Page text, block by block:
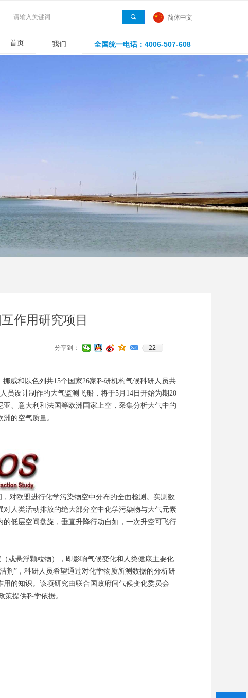
끠
全国统一电话：4006-507-608
首页 我们
简体中文
作用研究项目
威和以色列共15个国家26家科研机构气候科研人员共
员设计制作的大气监测飞船，将于5月14日开始为期20
、意大利和法国等欧洲国家上空，采集分析大气中的
的空气质量。
对欧盟进行化学污染物空中分布的全面检测。实测数
人类活动排放的绝大部分空中化学污染物与大气元素
低层空间盘旋，垂直升降行动自如，一次升空可飞行
或悬浮颗粒物），即影响气候变化和人类健康主要化
剂”，科研人员希望通过对化学物质所测数据的分析研
的知识。该项研究由联合国政府间气候变化委员会
策提供科学依据。
分享到： 22